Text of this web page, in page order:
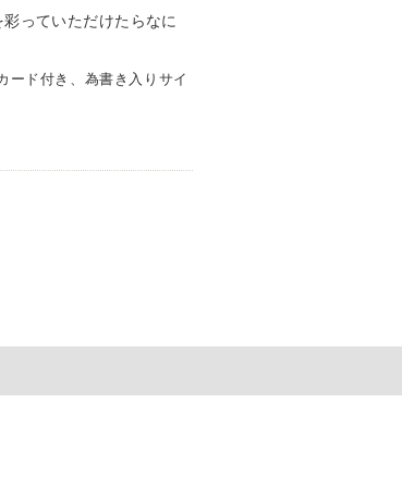
ード付き、為書き入りサイ